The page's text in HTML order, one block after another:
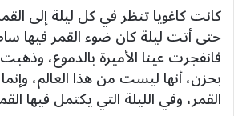
كانت كاغويا تنظر في كل ليلة إلى
حتى أتت ليلة كان ضوء القمر فيها
فانفجرت عينا الأميرة بالدموع، وذهبت
بحزن، أنها ليست من هذا العالم،
القمر، وفي الليلة التي يكتمل فيها